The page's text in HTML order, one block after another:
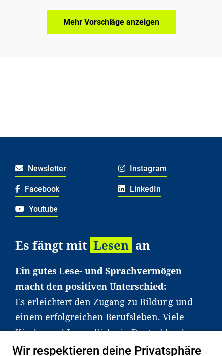
Mehr Vorschläge anzeigen
Newsletter Instagram
Facebook LinkedIn
Youtube
Es fängt mit Lesen an
Ein gutes Lese- und Sprachvermögen
macht den positiven Unterschied:
Es erleichtert den Zugang zu Bildung und
einem erfolgreichen Berufsleben. Viele
Kinder und Jugendliche in Deutschland
haben aber große Schwierigkeiten dabei.
Wir respektieren deine Privatsphäre